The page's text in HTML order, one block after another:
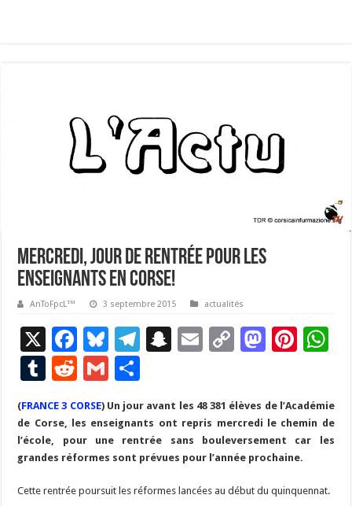
Mercredi, jour de rentrée pour les
enseignants en Corse!
AnToFpcL™ 3 septembre 2015 actualités
X
F
ac
e
b
o
o
k
Bl
u
es
ky
T
gr
a
m
S
p
c
h
at
E
l
C
y
Li
n
k
M
d
o
n
Pi
es
t
p
T
m
bl
r
R
d
di
t
G
m
ai
l
ta
g
er
(FRANCE 3 CORSE) Un jour avant les 48 381 élèves de l’Académie
de Corse, les enseignants ont repris mercredi le chemin de
l’école, pour une rentrée sans bouleversement car les
grandes réformes sont prévues pour l’année prochaine.
Cette rentrée poursuit les réformes lancées au début du quinquennat.